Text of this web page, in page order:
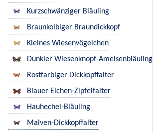
Kurzschwänziger Bläuling
Braunkolbiger Braundickkopf
Kleines Wiesenvögelchen
Dunkler Wiesenknopf-Ameisenbläuling
Rostfarbiger Dickkopffalter
Blauer Eichen-Zipfelfalter
Hauhechel-Bläuling
Malven-Dickkopffalter